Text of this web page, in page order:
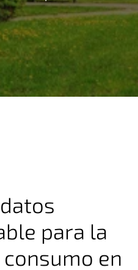
para la
en